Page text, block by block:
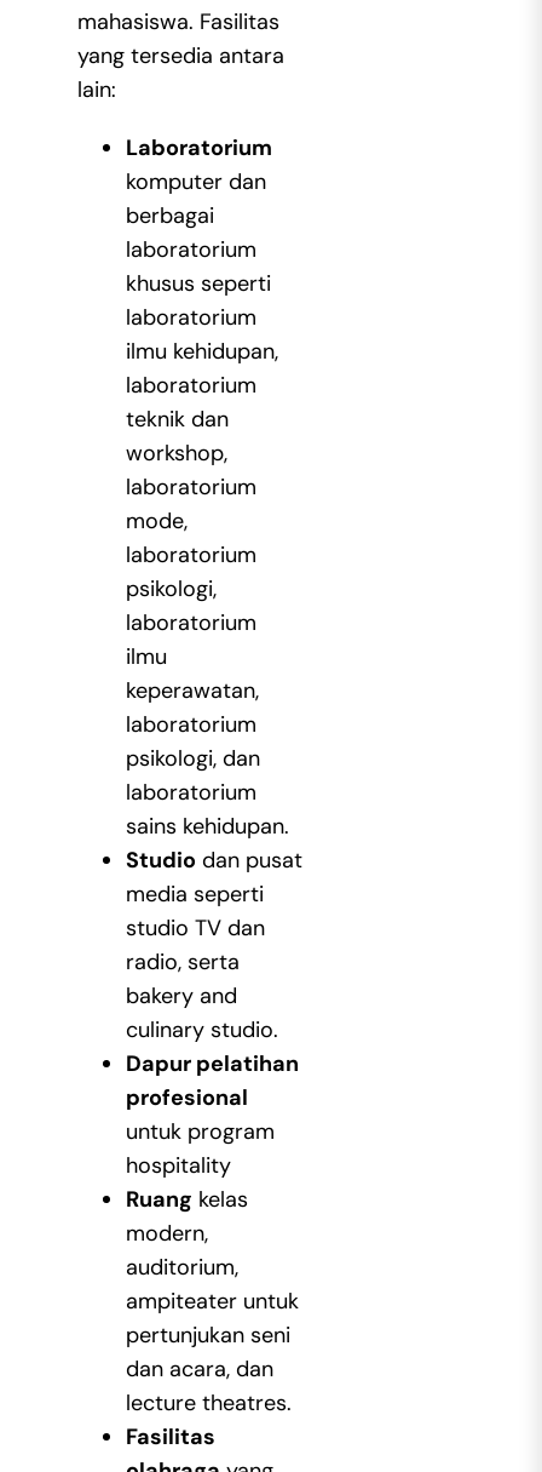
mahasiswa. Fasilitas
yang tersedia antara
lain:
Laboratorium
komputer dan
berbagai
laboratorium
khusus seperti
laboratorium
ilmu kehidupan,
laboratorium
teknik dan
workshop,
laboratorium
mode,
laboratorium
psikologi,
laboratorium
ilmu
keperawatan,
laboratorium
psikologi, dan
laboratorium
sains kehidupan.
Studio dan pusat
media seperti
studio TV dan
radio, serta
bakery and
culinary studio.
Dapur pelatihan
profesional
untuk program
hospitality
Ruang kelas
modern,
auditorium,
ampiteater untuk
pertunjukan seni
dan acara, dan
lecture theatres.
Fasilitas